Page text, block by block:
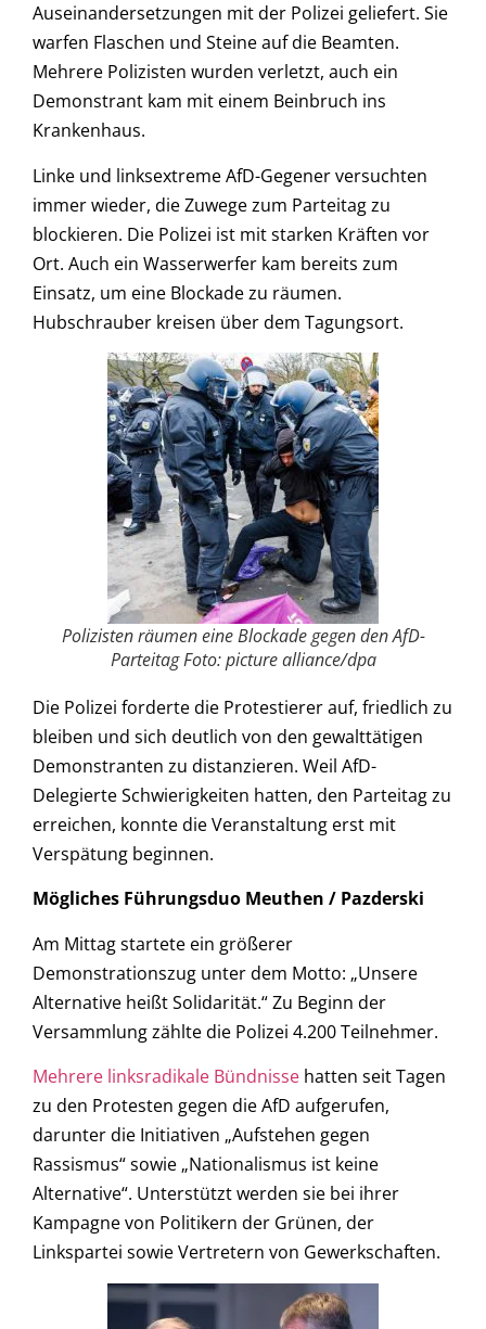
Auseinandersetzungen mit der Polizei geliefert. Sie
warfen Flaschen und Steine auf die Beamten.
Mehrere Polizisten wurden verletzt, auch ein
Demonstrant kam mit einem Beinbruch ins
Krankenhaus.
Linke und linksextreme AfD-Gegener versuchten
immer wieder, die Zuwege zum Parteitag zu
blockieren. Die Polizei ist mit starken Kräften vor
Ort. Auch ein Wasserwerfer kam bereits zum
Einsatz, um eine Blockade zu räumen.
Hubschrauber kreisen über dem Tagungsort.
Polizisten räumen eine Blockade gegen den AfD-
Parteitag Foto: picture alliance/dpa
Die Polizei forderte die Protestierer auf, friedlich zu
bleiben und sich deutlich von den gewalttätigen
Demonstranten zu distanzieren. Weil AfD-
Delegierte Schwierigkeiten hatten, den Parteitag zu
erreichen, konnte die Veranstaltung erst mit
Verspätung beginnen.
Mögliches Führungsduo Meuthen / Pazderski
Am Mittag startete ein größerer
Demonstrationszug unter dem Motto: „Unsere
Alternative heißt Solidarität.“ Zu Beginn der
Versammlung zählte die Polizei 4.200 Teilnehmer.
Mehrere linksradikale Bündnisse hatten seit Tagen
zu den Protesten gegen die AfD aufgerufen,
darunter die Initiativen „Aufstehen gegen
Rassismus“ sowie „Nationalismus ist keine
Alternative“. Unterstützt werden sie bei ihrer
Kampagne von Politikern der Grünen, der
Linkspartei sowie Vertretern von Gewerkschaften.